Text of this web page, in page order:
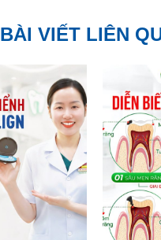
BÀI VIẾT LIÊN